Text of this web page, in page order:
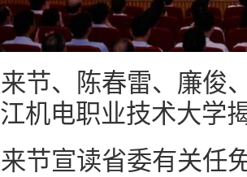
、陈春雷、廉俊
机电职业技术大学
宣读省委有关任